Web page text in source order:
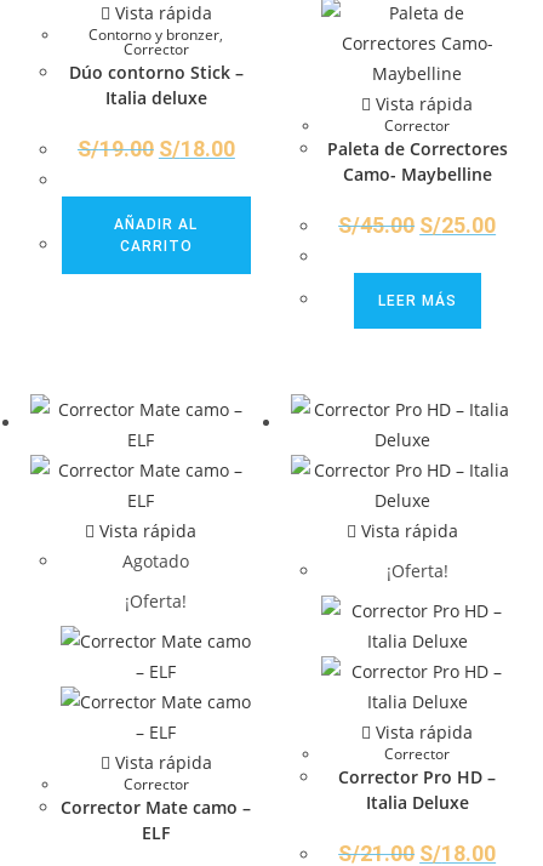
Vista rápida
Contorno y bronzer,
Corrector
Dúo contorno Stick –
Italia deluxe
S/19.00 S/18.00
AÑADIR AL
CARRITO
Vista rápida
Corrector
Paleta de Correctores
Camo- Maybelline
S/45.00 S/25.00
LEER MÁS
Vista rápida
Agotado
¡Oferta!
Vista rápida
Corrector
Corrector Mate camo –
ELF
Vista rápida
¡Oferta!
Vista rápida
Corrector
Corrector Pro HD –
Italia Deluxe
S/21.00 S/18.00